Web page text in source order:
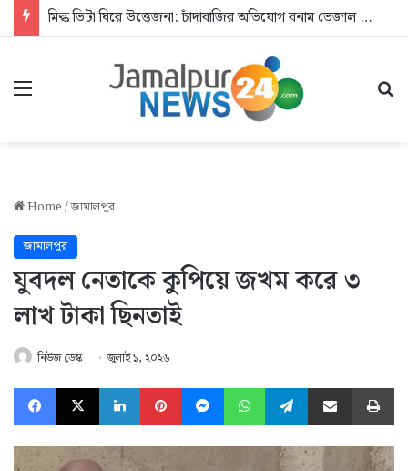
মিল্ক ভিটা ঘিরে উত্তেজনা: চাঁদাবাজির অভিযোগ বনাম ভেজাল দুধের জিডি
Menu
Home/জামালপুর
জামালপুর
যুবদল নেতাকে কুপিয়ে জখম করে ৩
লাখ টাকা ছিনতাই
নিউজ ডেস্ক জুলাই ১, ২০২৬
Facebook
X LinkedInPinterestMessengerWhatsAppTelegramShare via Email